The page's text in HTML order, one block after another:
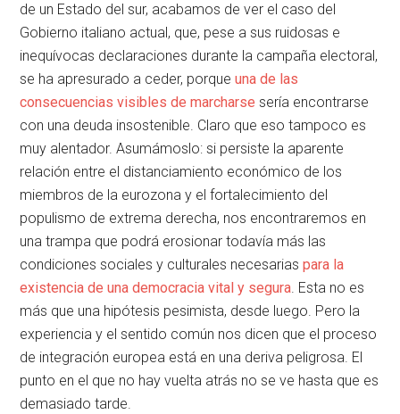
de un Estado del sur, acabamos de ver el caso del
Gobierno italiano actual, que, pese a sus ruidosas e
inequívocas declaraciones durante la campaña electoral,
se ha apresurado a ceder, porqueuna de las
consecuencias visibles de marcharse sería encontrarse
con una deuda insostenible. Claro que eso tampoco es
muy alentador. Asumámoslo: si persiste la aparente
relación entre el distanciamiento económico de los
miembros de la eurozona y el fortalecimiento del
populismo de extrema derecha, nos encontraremos en
una trampa que podrá erosionar todavía más las
condiciones sociales y culturales necesariaspara la
existencia de una democracia vital y segura. Esta no es
más que una hipótesis pesimista, desde luego. Pero la
experiencia y el sentido común nos dicen que el proceso
de integración europea está en una deriva peligrosa. El
punto en el que no hay vuelta atrás no se ve hasta que es
demasiado tarde.